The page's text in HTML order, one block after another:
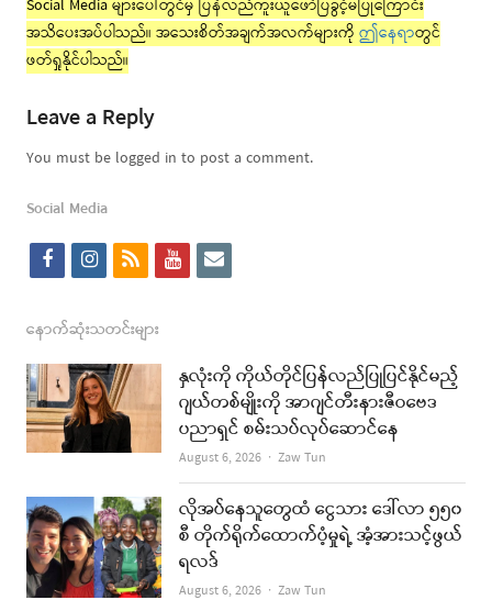
Social Media များပေါ်တွင်မှ ပြန်လည်ကူးယူဖော်ပြခွင့်မပြုကြောင်း
အသိပေးအပ်ပါသည်။ အသေးစိတ်အချက်အလက်များကို ဤနေရာတွင်
ဖတ်ရှုနိုင်ပါသည်။
Leave a Reply
You must be logged in to post a comment.
Social Media
f
c
e
b
o
k
i
s
t
a
g
a
m
r
s
y
t
u
b
e
e
i
l
နောက်ဆုံးသတင်းများ
နှလုံးကို ကိုယ်တိုင်ပြန်လည်ပြုပြင်နိုင်မည့်
ဂျယ်တစ်မျိုးကို အာဂျင်တီးနားဇီဝဗေဒ
ပညာရှင် စမ်းသပ်လုပ်ဆောင်နေ
August 6, 2026 Author
Zaw Tun
လိုအပ်နေသူတွေထံ ငွေသား ဒေါ်လာ ၅၅၀
စီ တိုက်ရိုက်ထောက်ပံ့မှုရဲ့ အံ့အားသင့်ဖွယ်
ရလဒ်
August 6, 2026 Author
Zaw Tun